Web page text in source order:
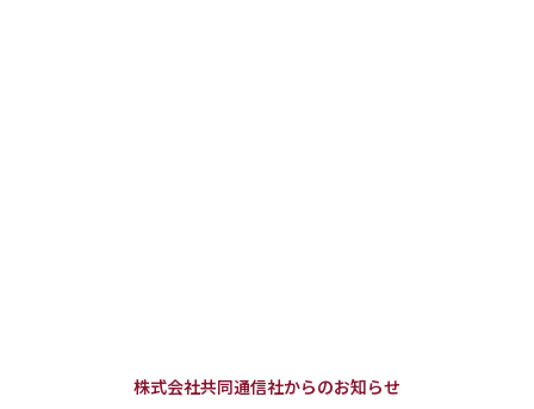
株式会社共同通信社からのお知らせ